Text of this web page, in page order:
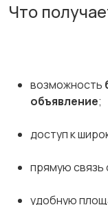
Что
возможность
объявление;
доступ к
прямую связь
удобную